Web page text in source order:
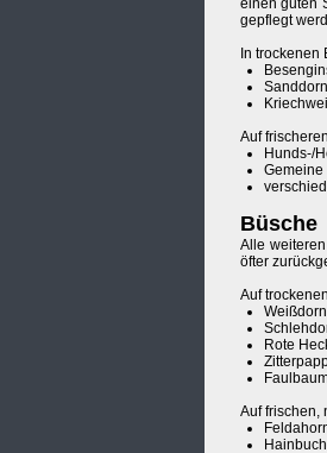
einen guten
gepflegt
In
Auf
Hunds-/
Gemeine
Büsche
Alle
öfter
Auf
Rote
Auf frischen,